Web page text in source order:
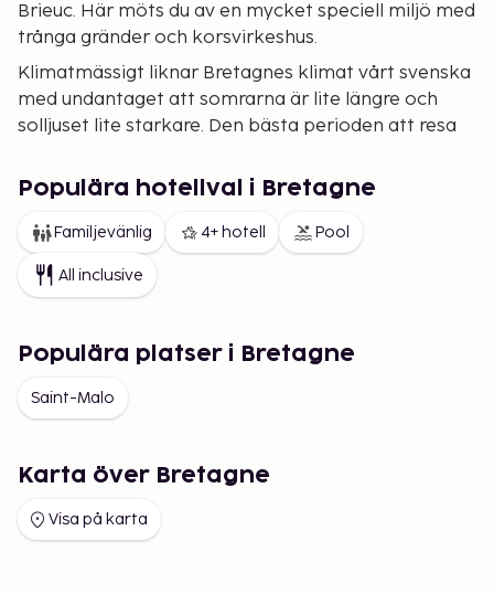
Brieuc. Här möts du av en mycket speciell miljö med
trånga gränder och korsvirkeshus.
Klimatmässigt liknar Bretagnes klimat vårt svenska
med undantaget att somrarna är lite längre och
solljuset lite starkare. Den bästa perioden att resa
början av september. Loirefloden utgör en
klimatgräns och söder om denna är vädret generellt
sett stabilare med varmt och soligt väder från
början av maj till mitten av september.
Populära hotellval i Bretagne
Familjevänlig 4+ hotell Pool
All inclusive
Populära platser i Bretagne
Saint-Malo
Karta över Bretagne
Visa på karta